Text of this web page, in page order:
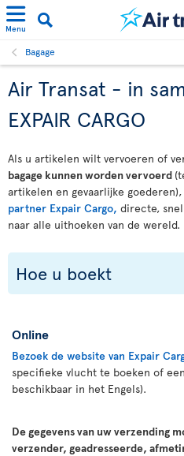
Menu
Bagage
Air Transat - in
EXPAIR CARGO
Als u artikelen wilt vervoeren of
bagage kunnen worden vervoerd
artikelen en gevaarlijke
partner Expair Cargo, directe,
naar alle uithoeken van de wereld.
Hoe u boekt
Online
Bezoek de website van Expair
specifieke vlucht te boeken of
beschikbaar in het Engels).
De gegevens van uw verzending
verzender, geadresseerde,